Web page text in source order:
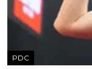
PDC